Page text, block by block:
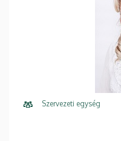
Szervezeti egység